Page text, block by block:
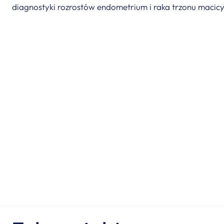
diagnostyki rozrostów endometrium i raka trzonu